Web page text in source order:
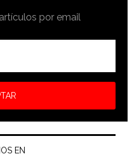
por email
EN